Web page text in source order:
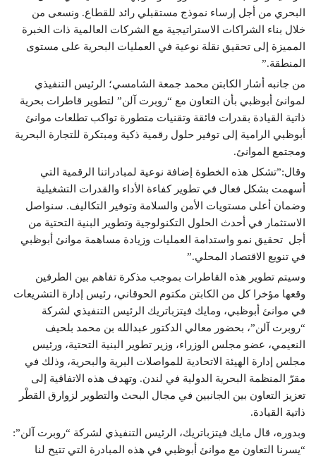
البحري من أجل إرساء نموذج مستقبلي رائد للقطاع. ونسعى من
خلال بناء الشراكات الاستراتيجية مع الشركات العالمية ذات الخبرة
المميزة إلى تحقيق نقلة نوعية في العمليات البحرية على مستوى
المنطقة.”
من جانبه أشار الكابتن محمد جمعة الشامسي؛ الرئيس التنفيذي
لموانئ أبوظبي بأن التعاون مع “روبرت آلن” لتطوير قاطرات بحرية
ذاتية القيادة بقدرات فائقة وتقنيات متطورة تواكب تطلعات موانئ
أبوظبي الرامية إلى توفير حلول رقمية ذكية ومبتكرة للتجارة البحرية
ومجتمع الموانئ.
وقال:”تشكل هذه الخطوة إضافة نوعية لمبادراتنا الرقمية التي
أسهمت بشكل فعال في تطوير كفاءة الأداء والقدرات التشغيلية
وضمان أعلى مستويات الأمن والسلامة وتوفير التكاليف. سنواصل
الاستثمار في أحدث الحلول التكنولوجية وتطوير البنية التحتية من
أجل تحقيق نمو واستدامة العمليات وزيادة مساهمة موانئ أبوظبي
في تنويع الاقتصاد المحلي.”
وسيتم تطوير هذه القاطرات بموجب مذكرة تفاهم بين الطرفين
وقعها مؤخرا كل من الكابتن مكتوم الحوقاني، رئيس إدارة التشريعات
في موانئ أبوظبي، ومايك فيتزباتريك الرئيس التنفيذي لشركة
“روبرت آلن”، بحضور معالي الدكتور عبدالله بن محمد بلحيف
النعيمي، عضو مجلس الوزراء، وزير تطوير البنية التحتية، ورئيس
مجلس إدارة الهيئة الاتحادية للمواصلات البرية والبحرية، وذلك في
مقرّ المنظمة البحرية الدولية في لندن. وتهدف هذه الاتفاقية إلى
تعزيز التعاون بين الجانبين في مجال البحث والتطوير لزوارق القطْر
ذاتية القيادة.
وبدوره، قال مايك فيتزباتريك، الرئيس التنفيذي لشركة “روبرت آلن”:
“يسرنا التعاون مع موانئ أبوظبي في هذه المبادرة التي تتيح لنا